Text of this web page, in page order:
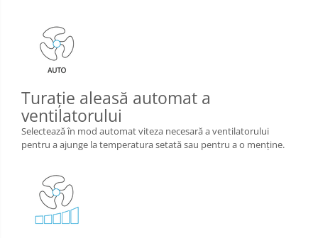
Turaţie aleasă automat a
ventilatorului
Selectează în mod automat viteza necesară a ventilatorului
pentru a ajunge la temperatura setată sau pentru a o menţine.